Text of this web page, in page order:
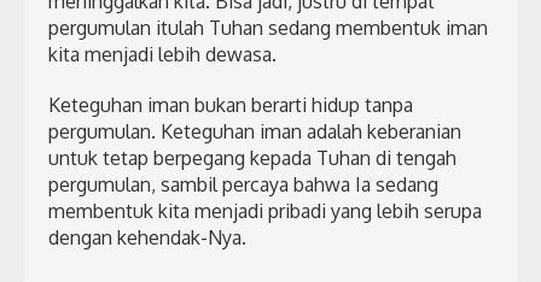
pergumulan itulah Tuhan sedang membentuk iman
kita menjadi lebih dewasa.
Keteguhan iman bukan berarti hidup tanpa
pergumulan. Keteguhan iman adalah keberanian
untuk tetap berpegang kepada Tuhan di tengah
pergumulan, sambil percaya bahwa Ia sedang
membentuk kita menjadi pribadi yang lebih serupa
dengan kehendak-Nya.